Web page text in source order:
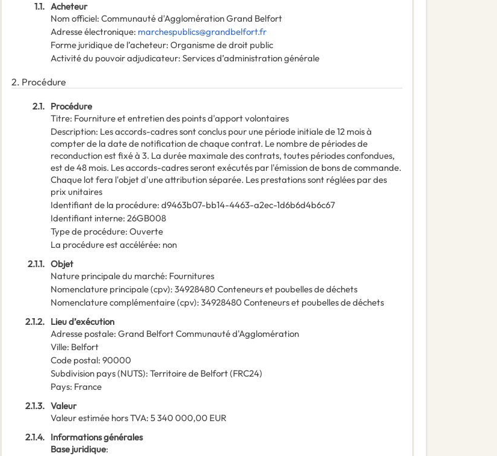
1.1. Acheteur
Nom officiel: Communauté d'Agglomération Grand Belfort
Adresse électronique: marchespublics@grandbelfort.fr
Forme juridique de l’acheteur: Organisme de droit public
Activité du pouvoir adjudicateur: Services d’administration générale
2. Procédure
2.1. Procédure
Titre: Fourniture et entretien des points d'apport volontaires
Description: Les accords-cadres sont conclus pour une période initiale de 12 mois à
compter de la date de notification de chaque contrat. Le nombre de périodes de
reconduction est fixé à 3. La durée maximale des contrats, toutes périodes confondues,
est de 48 mois. Les accords-cadres seront exécutés par l'émission de bons de commande.
Chaque lot fera l'objet d'une attribution séparée. Les prestations sont réglées par des
prix unitaires
Identifiant de la procédure: d9463b07-bb14-4463-a2ec-1d6b6d4b6c67
Identifiant interne: 26GB008
Type de procédure: Ouverte
La procédure est accélérée: non
2.1.1. Objet
Nature principale du marché: Fournitures
Nomenclature principale(cpv): 34928480 Conteneurs et poubelles de déchets
Nomenclature complémentaire(cpv): 34928480 Conteneurs et poubelles de déchets
2.1.2. Lieu d’exécution
Adresse postale: Grand Belfort Communauté d'Agglomération
Ville: Belfort
Code postal: 90000
Subdivision pays (NUTS): Territoire de Belfort(FRC24)
Pays: France
2.1.3. Valeur
Valeur estimée hors TVA: 5 340 000,00 EUR
2.1.4. Informations générales
Base juridique: